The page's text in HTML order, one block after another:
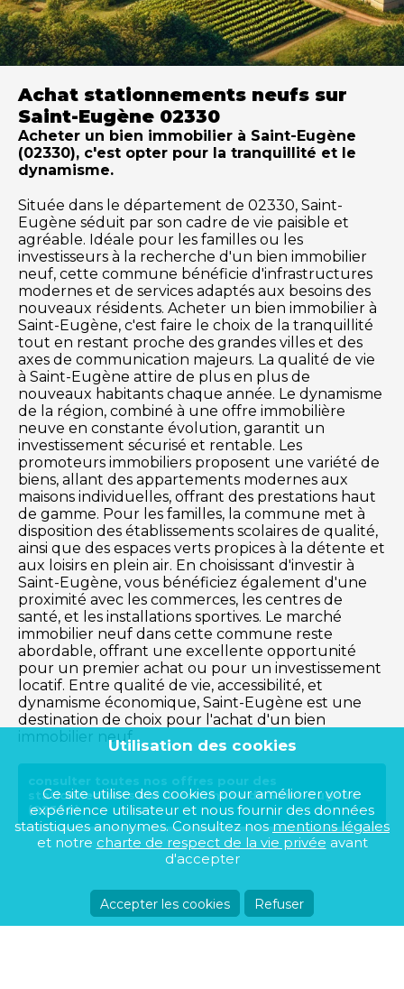
Achat stationnements neufs sur
Saint-Eugène 02330
Acheter un bien immobilier à Saint-Eugène
(02330), c'est opter pour la tranquillité et le
dynamisme.
Située dans le département de 02330, Saint-
Eugène séduit par son cadre de vie paisible et
agréable. Idéale pour les familles ou les
investisseurs à la recherche d'un bien immobilier
neuf, cette commune bénéficie d'infrastructures
modernes et de services adaptés aux besoins des
nouveaux résidents. Acheter un bien immobilier à
Saint-Eugène, c'est faire le choix de la tranquillité
tout en restant proche des grandes villes et des
axes de communication majeurs. La qualité de vie
à Saint-Eugène attire de plus en plus de
nouveaux habitants chaque année. Le dynamisme
de la région, combiné à une offre immobilière
neuve en constante évolution, garantit un
investissement sécurisé et rentable. Les
promoteurs immobiliers proposent une variété de
biens, allant des appartements modernes aux
maisons individuelles, offrant des prestations haut
de gamme. Pour les familles, la commune met à
disposition des établissements scolaires de qualité,
ainsi que des espaces verts propices à la détente et
aux loisirs en plein air. En choisissant d'investir à
Saint-Eugène, vous bénéficiez également d'une
proximité avec les commerces, les centres de
santé, et les installations sportives. Le marché
immobilier neuf dans cette commune reste
abordable, offrant une excellente opportunité
pour un premier achat ou pour un investissement
locatif. Entre qualité de vie, accessibilité, et
dynamisme économique, Saint-Eugène est une
destination de choix pour l'achat d'un bien
immobilier neuf.
consulter toutes nos offres pour des
stationnements sur la commune de Saint-Eugène
(02330)
Utilisation des cookies
Ce site utilise des cookies pour améliorer votre
expérience utilisateur et nous fournir des données
statistiques anonymes. Consultez nosmentions légales
et notre charte de respect de la vie privée avant
d'accepter
Accepter les cookies Refuser